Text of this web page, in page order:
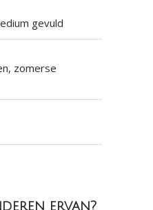
gevuld
zomerse
ervan?